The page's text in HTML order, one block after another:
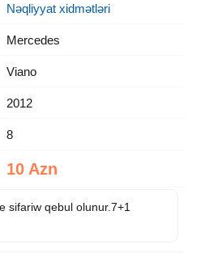
Nəqliyyat xidmətləri
Mercedes
Viano
2012
8
10 Azn
sifariw qebul olunur.7+1